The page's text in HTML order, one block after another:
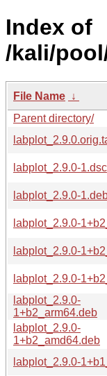
Index of
/kali/
File Name ↓
Parent directory/
labplot_2.9.0-1.dsc
labplot_2.9.0-
labplot_2.9.0-
labplot_2.9.0-
labplot_2.9.0-
labplot_2.9.0-
1+b2_arm64.deb
labplot_2.9.0-
1+b2_amd64.deb
labplot_2.9.0-